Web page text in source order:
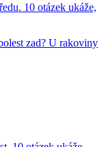
10 otázek ukáže,
zad? U rakoviny